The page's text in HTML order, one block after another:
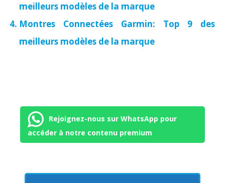
meilleurs modèles de la marque
Montres Connectées Garmin: Top 9 des
meilleurs modèles de la marque
Rejoignez-nous sur WhatsApp pour
accéder à notre contenu premium